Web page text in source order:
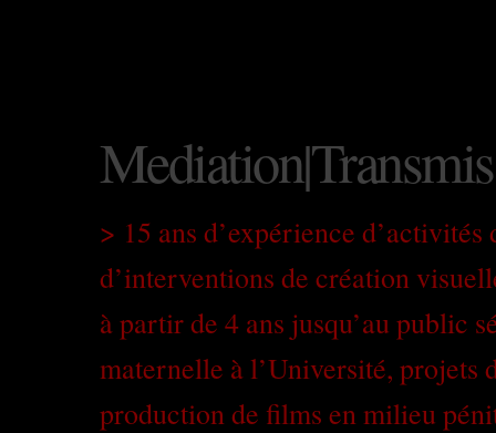
> 15 ans d’expérience
d’interventions de création
à partir de 4 ans jusqu’au public
maternelle à l’Université, projets
production de films en milieu